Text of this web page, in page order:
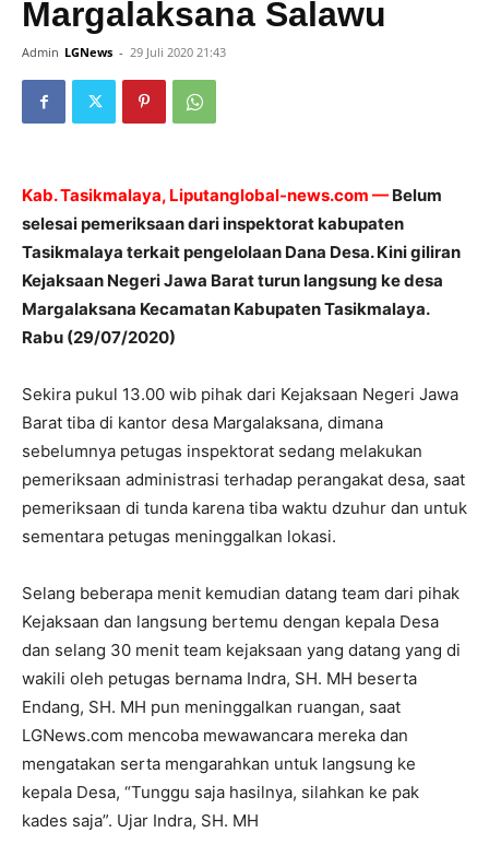
Margalaksana Salawu
Admin LGNews - 29 Juli 2020 21:43
Kab. Tasikmalaya, Liputanglobal-news.com — Belum
selesai pemeriksaan dari inspektorat kabupaten
Tasikmalaya terkait pengelolaan Dana Desa. Kini giliran
Kejaksaan Negeri Jawa Barat turun langsung ke desa
Margalaksana Kecamatan Kabupaten Tasikmalaya.
Rabu (29/07/2020)
Sekira pukul 13.00 wib pihak dari Kejaksaan Negeri Jawa
Barat tiba di kantor desa Margalaksana, dimana
sebelumnya petugas inspektorat sedang melakukan
pemeriksaan administrasi terhadap perangakat desa, saat
pemeriksaan di tunda karena tiba waktu dzuhur dan untuk
sementara petugas meninggalkan lokasi.
Selang beberapa menit kemudian datang team dari pihak
Kejaksaan dan langsung bertemu dengan kepala Desa
dan selang 30 menit team kejaksaan yang datang yang di
wakili oleh petugas bernama Indra, SH. MH beserta
Endang, SH. MH pun meninggalkan ruangan, saat
LGNews.com mencoba mewawancara mereka dan
mengatakan serta mengarahkan untuk langsung ke
kepala Desa, “Tunggu saja hasilnya, silahkan ke pak
kades saja”. Ujar Indra, SH. MH